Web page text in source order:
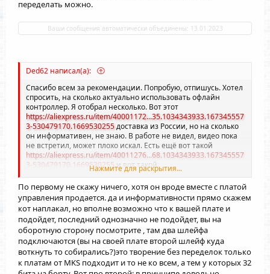
переделать можно.
Ваши сообщения автоматически объединены: 13.01.2023
Ded62 написал(а):
Спасибо всем за рекомендации. Попробую, отпишусь. Хотел
спросить, на сколько актуально использовать офлайн
контроллер. Я отобрал несколько. Вот этот
https://aliexpress.ru/item/40001172...35.1034343933.167345557
3-530479170.1669530255доставка из России, но на сколько
он информативен, не знаю. В работе не видел, видео пока
не встретил, может плохо искал. Есть ещё вот такой
https://aliexpress.ru/item/40011276...68.1034343933.167345557
3-530479170.1669530255и вот такой
https://aliexpress.ru/item/10050042...02.1034343933.167345557
3-530479170.1669530255. Опять же, подойдет ли какой к
этой плате без бубнов. На принтере two trees blue пользуюсь
встроенным с сенсором, вроде устраивает. А здесь не
уверен, что получу, подключу, и все из коробки заработает.
Что скажете?
Нажмите для раскрытия...
По первому не скажу ничего, хотя он вроде вместе с платой
управления продается. да и информативности прямо скажем
кот наплакал, но вполне возможно что к вашей плате и
подойдет, последний однозначно не подойдет, вы на
оборотную сторону посмотрите , там два шлейфа
подключаются (вы на своей плате второй шлейф куда
воткнуть то собирались?)это творение без переделок только
к платам от MKS подходит и то не ко всем, а тем у которых 32